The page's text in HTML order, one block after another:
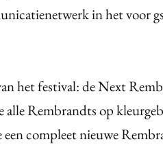
in het voor
het festival: de Next
alle Rembrandts op
compleet nieuwe